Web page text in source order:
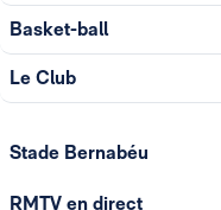
Basket-ball
Le Club
Stade Bernabéu
RMTV en direct